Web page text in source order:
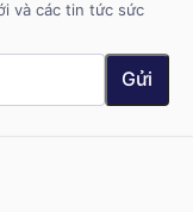
và các tin tức sức
Gửi